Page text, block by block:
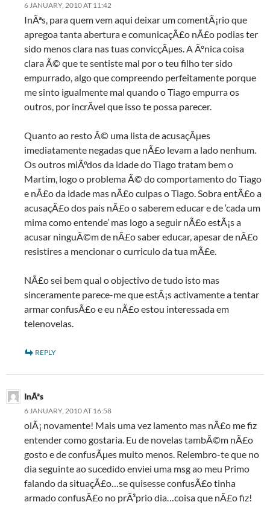
6 JANUARY, 2010 AT 11:42
InÃªs, para quem vem aqui deixar um comentÃ¡rio que
apregoa tanta abertura e comunicaçÃ£o nÃ£o podias ter
sido menos clara nas tuas convicçÃµes. A Ãºnica coisa
clara Ã© que te sentiste mal por o teu filho ter sido
empurrado, algo que compreendo perfeitamente porque
me sinto igualmente mal quando o Tiago empurra os
outros, por incrÃ­vel que isso te possa parecer.
Quanto ao resto Ã© uma lista de acusaçÃµes
imediatamente negadas que nÃ£o levam a lado nenhum.
Os outros miÃºdos da idade do Tiago tratam bem o
Martim, logo o problema Ã© do comportamento do Tiago
e nÃ£o da idade mas nÃ£o culpas o Tiago. Sobra entÃ£o a
acusaçÃ£o dos pais nÃ£o o saberem educar e de ‘cada um
mima como entende’ mas logo a seguir nÃ£o estÃ¡s a
acusar ninguÃ©m de nÃ£o saber educar, apesar de nÃ£o
resistires a mencionar o curriculo da tua mÃ£e.
NÃ£o sei bem qual o objectivo de tudo isto mas
sinceramente parece-me que estÃ¡s activamente a tentar
armar confusÃ£o e eu nÃ£o estou interessada em
telenovelas.
REPLY
InÃªs
6 JANUARY, 2010 AT 16:58
olÃ¡ novamente! Mais uma vez lamento mas nÃ£o me fiz
entender como gostaria. Eu de novelas tambÃ©m nÃ£o
gosto e de confusÃµes muito menos. Relembro-te que no
dia seguinte ao sucedido enviei uma msg ao meu Primo
falando da situaçÃ£o…se quisesse confusÃ£o tinha
armado confusÃ£o no prÃ³prio dia…coisa que nÃ£o fiz!